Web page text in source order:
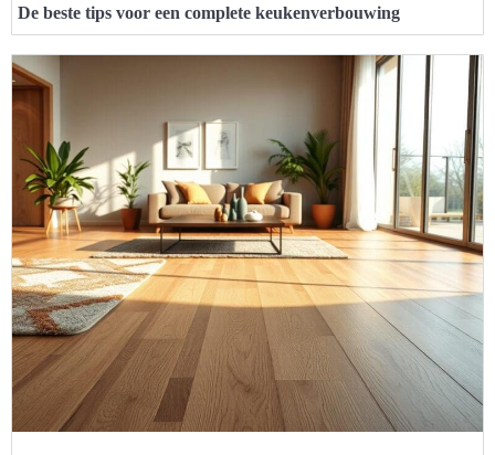
De beste tips voor een complete keukenverbouwing